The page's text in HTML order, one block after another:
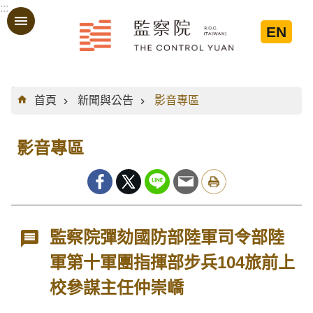
跳到主要內容區塊
:::
EN
:::
首頁
新聞與公告 影音專區
影音專區
監察院彈劾國防部陸軍司令部陸
軍第十軍團指揮部步兵104旅前上
校參謀主任仲崇嶠